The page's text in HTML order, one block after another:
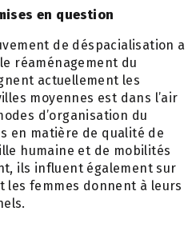
en question
de déspacialisation a
réaménagement du
actuellement les
moyennes est dans l’air
d’organisation du
en matière de qualité de
humaine et de mobilités
ils influent également sur
les femmes donnent à leurs